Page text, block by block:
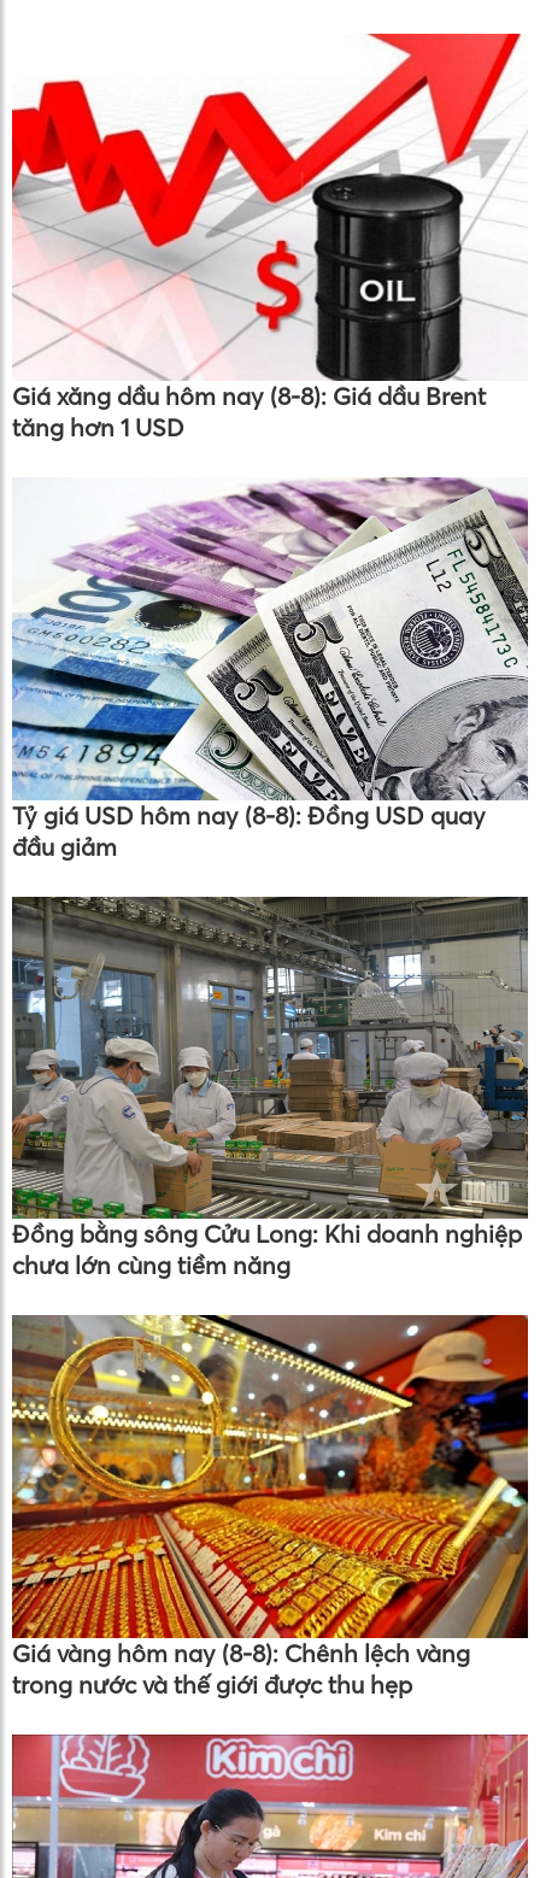
Giá xăng dầu hôm nay (8-8): Giá dầu Brent
tăng hơn 1 USD
Tỷ giá USD hôm nay (8-8): Đồng USD quay
đầu giảm
Đồng bằng sông Cửu Long: Khi doanh nghiệp
chưa lớn cùng tiềm năng
Giá vàng hôm nay (8-8): Chênh lệch vàng
trong nước và thế giới được thu hẹp